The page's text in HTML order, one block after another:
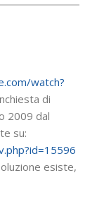
watch?
di
2009 dal
su:
esiste,